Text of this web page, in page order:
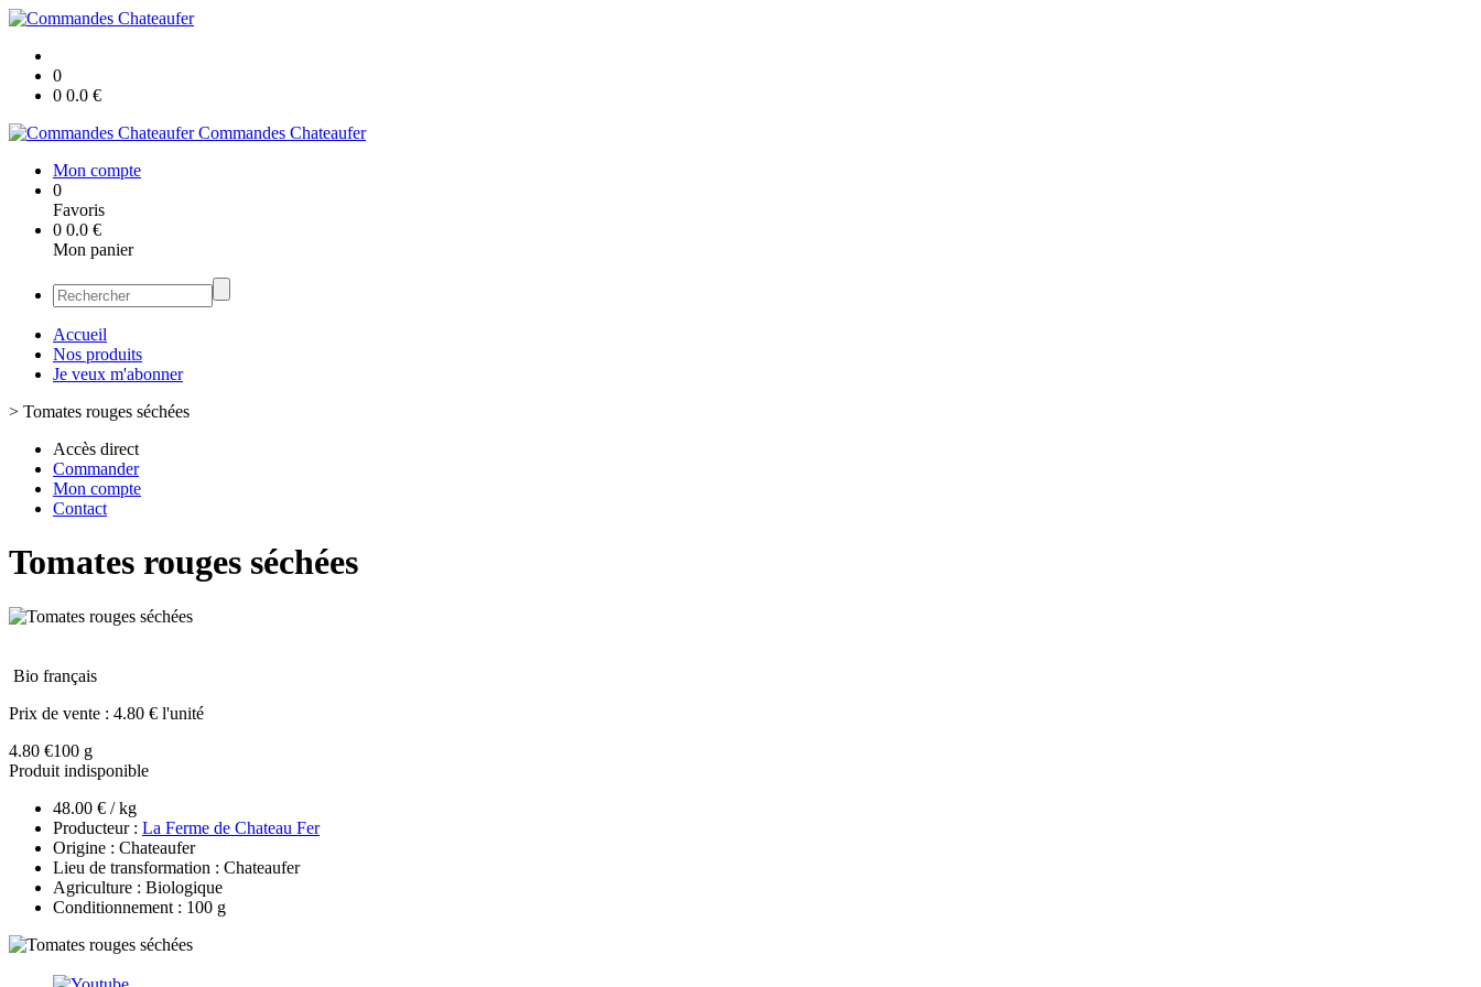
0
0 0.0 €
Commandes Chateaufer
Mon compte
0
Favoris
0 0.0 €
Mon panier
Accueil
Nos produits
Je veux m'abonner
> Tomates rouges séchées
Accès direct
Commander
Mon compte
Contact
Tomates rouges séchées
Bio français
Prix de vente : 4.80 € l'unité
4.80 €100 g
Produit indisponible
48.00 € / kg
Producteur : La Ferme de Chateau Fer
Origine : Chateaufer
Lieu de transformation : Chateaufer
Agriculture : Biologique
Conditionnement : 100 g